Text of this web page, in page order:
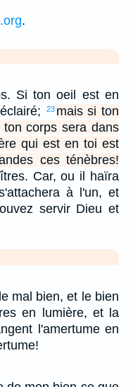
.
Si ton oeil est en
23 mais si ton
corps sera dans
qui est en toi est
ces ténèbres!
Car, ou il haïra
à l'un, et
servir Dieu et
mal bien, et le bien
en lumière, et la
l'amertume en